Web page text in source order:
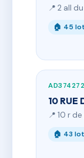
📍 2 all
🏠 45
10 RUE
📍 10 r
🏠 43